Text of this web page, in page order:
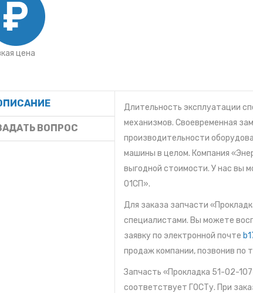
пусковым
цена
ВОПРОС
Длительность эксплуатации
механизмов. Своевременная
производительности
машины в целом. Компания
выгодной стоимости. У нас вы
01СП».
Для заказа запчасти
специалистами. Вы можете
заявку по электронной почте
продаж компании, позвонив по
Запчасть «Прокладка 51-02-
соответствует ГОСТу. При